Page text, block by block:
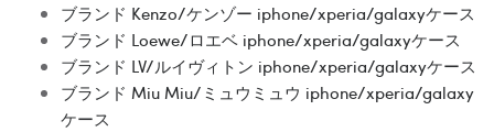
ブランド Kenzo/ケンゾー iphone/xperia/galaxyケース
ブランド Loewe/ロエベ iphone/xperia/galaxyケース
ブランド LV/ルイヴィトン iphone/xperia/galaxyケース
ブランド Miu Miu/ミュウミュウ iphone/xperia/galaxy
ケース